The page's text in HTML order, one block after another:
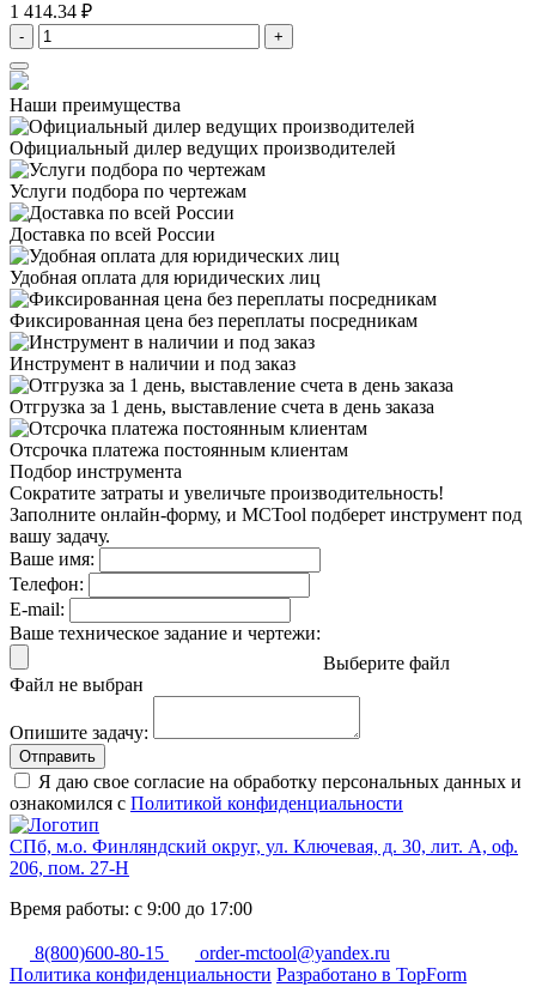
1 414.34 ₽
- +
Наши преимущества
Официальный дилер ведущих производителей
Услуги подбора по чертежам
Доставка по всей России
Удобная оплата для юридических лиц
Фиксированная цена без переплаты посредникам
Инструмент в наличии и под заказ
Отгрузка за 1 день, выставление счета в день заказа
Отсрочка платежа постоянным клиентам
Подбор инструмента
Сократите затраты и увеличьте производительность!
Заполните онлайн-форму, и MCTool подберет инструмент под
вашу задачу.
Ваше имя:
Телефон:
E-mail:
Ваше техническое задание и чертежи:
Выберите файл
Файл не выбран
Опишите задачу:
Отправить
Я даю свое согласие на обработку персональных данных и
ознакомился с Политикой конфиденциальности
СПб, м.о. Финляндский округ, ул. Ключевая, д. 30, лит. А, оф.
206, пом. 27-Н
Время работы: с 9:00 до 17:00
8(800)600-80-15
order-mctool@yandex.ru
Политика конфиденциальности Разработано в TopForm